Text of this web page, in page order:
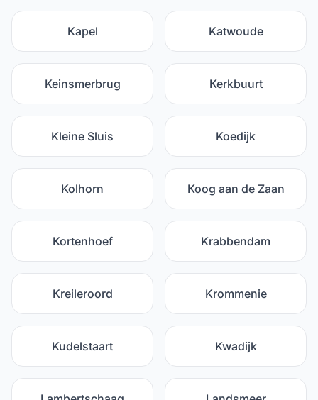
Kapel Katwoude
Keinsmerbrug Kerkbuurt
Kleine Sluis Koedijk
Kolhorn Koog aan de Zaan
Kortenhoef Krabbendam
Kreileroord Krommenie
Kudelstaart Kwadijk